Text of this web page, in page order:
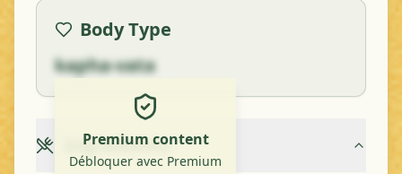
Body Type
kapha-vata
Premium content
Débloquer avec Premium
Ingredients